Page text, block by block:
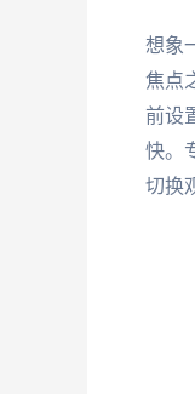
想象
焦点
前设
快。
切换